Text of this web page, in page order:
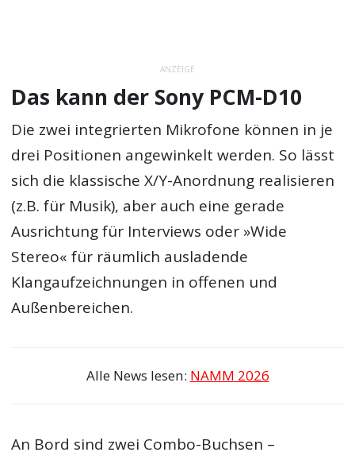
ANZEIGE
Das kann der Sony PCM-D10
Die zwei integrierten Mikrofone können in je
drei Positionen angewinkelt werden. So lässt
sich die klassische X/Y-Anordnung realisieren
(z.B. für Musik), aber auch eine gerade
Ausrichtung für Interviews oder »Wide
Stereo« für räumlich ausladende
Klangaufzeichnungen in offenen und
Außenbereichen.
Alle News lesen: NAMM 2026
An Bord sind zwei Combo-Buchsen –